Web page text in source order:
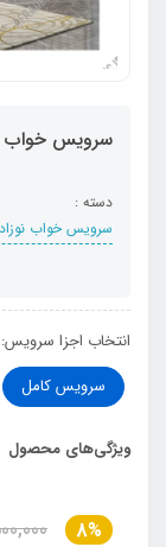
سرویس
دسته :
سرویس خواب
انتخاب اجزا سرویس:
سرویس کامل
ویژگی‌های محصول
8%